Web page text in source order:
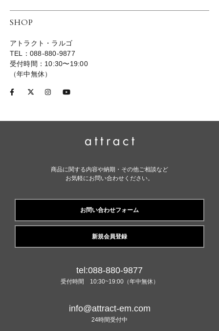
SHOP
アトラクト・ラルゴ
TEL：088-880-9877
受付時間：10:30〜19:00
（年中無休）
商品に関する内容や納期・その他ご相談など
お気軽にお問い合わせください。
お問い合わせフォーム
新規会員登録
tel:088-880-9877
受付時間 10:30~19:00（年中無休）
info@attract-em.com
24時間受付中